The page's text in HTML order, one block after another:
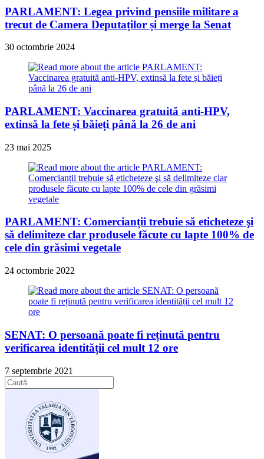
PARLAMENT: Legea privind pensiile militare a
trecut de Camera Deputaților și merge la Senat
30 octombrie 2024
PARLAMENT: Vaccinarea gratuită anti-HPV,
extinsă la fete și băieți până la 26 de ani
23 mai 2025
PARLAMENT: Comercianții trebuie să eticheteze şi
să delimiteze clar produsele făcute cu lapte 100% de
cele din grăsimi vegetale
24 octombrie 2022
SENAT: O persoană poate fi reținută pentru
verificarea identității cel mult 12 ore
7 septembrie 2021